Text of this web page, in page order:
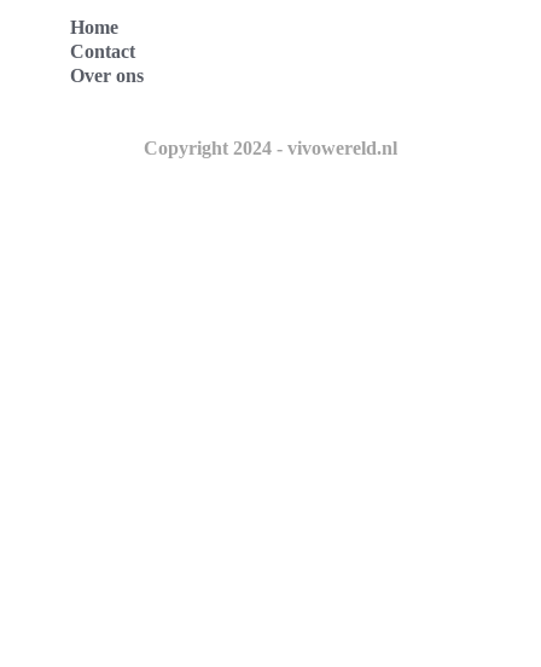
Home
Contact
Over ons
Copyright 2024 - vivowereld.nl